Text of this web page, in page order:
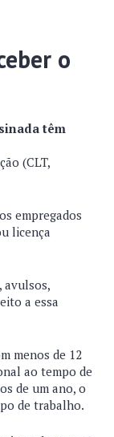
o
têm
(CLT,
empregados
licença
avulsos,
a essa
menos de 12
ao tempo de
de um ano, o
de trabalho.